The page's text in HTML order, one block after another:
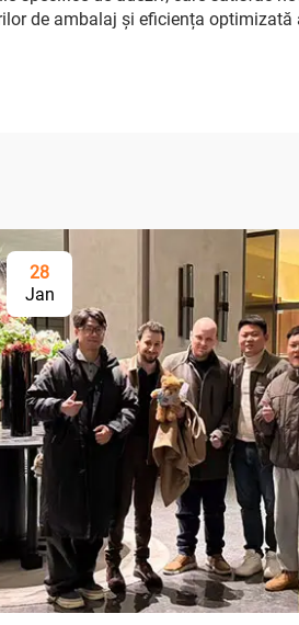
de ambalaj și eficiența optimizată
28
Jan